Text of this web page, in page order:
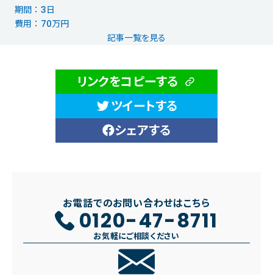
期間 ： 3日
費用 ： 70万円
記事一覧を見る
リンクをコピーする
ツイートする
シェアする
お電話でのお問い合わせはこちら
0120-47-8711
お気軽にご相談ください